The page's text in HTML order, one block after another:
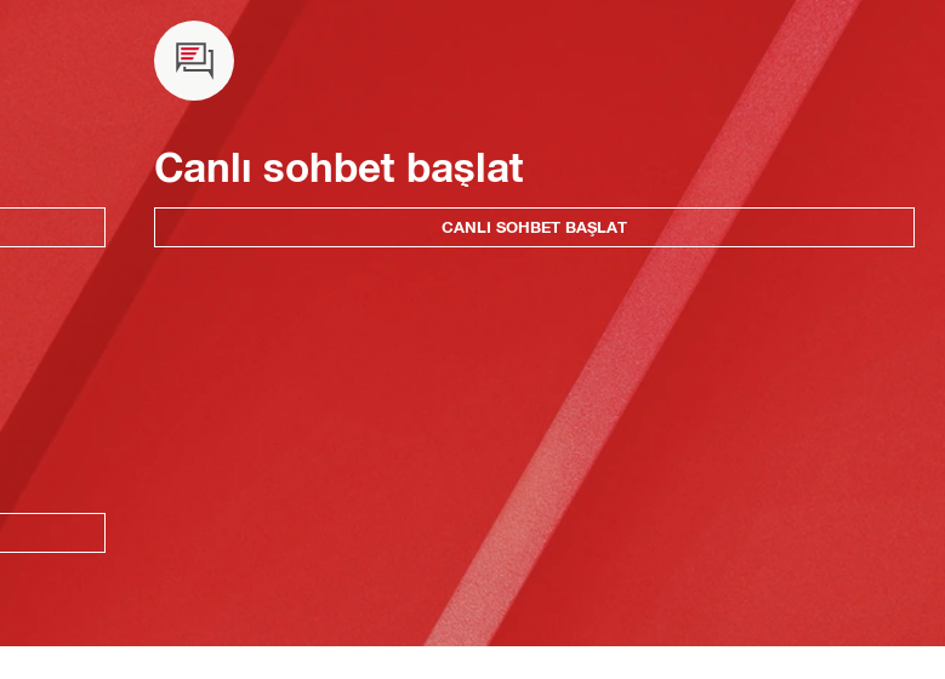
Canlı sohbet başlat
CANLI SOHBET BAŞLAT